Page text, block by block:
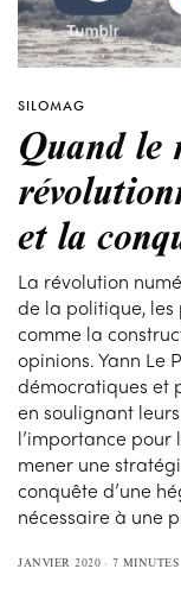
SILOMAG
Quand le
et la
La révolution
de la politique, les
comme la
opinions. Yann Le
démocratiques et
en soulignant
l’importance
mener une
conquête d’une
nécessaire à une
JANVIER 2020 7 MINUTES